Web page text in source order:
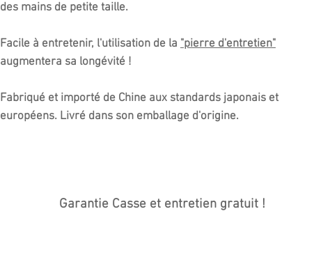
des mains de petite taille.
Facile à entretenir, l'utilisation de la "pierre d'entretien"
augmentera sa longévité !
Fabriqué et importé de Chine aux standards japonais et
européens. Livré dans son emballage d'origine.
Garantie Casse et entretien gratuit !